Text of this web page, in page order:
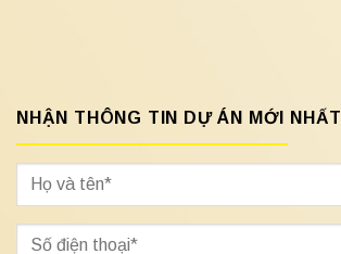
NHẬN THÔNG TIN DỰ ÁN MỚI NHẤT